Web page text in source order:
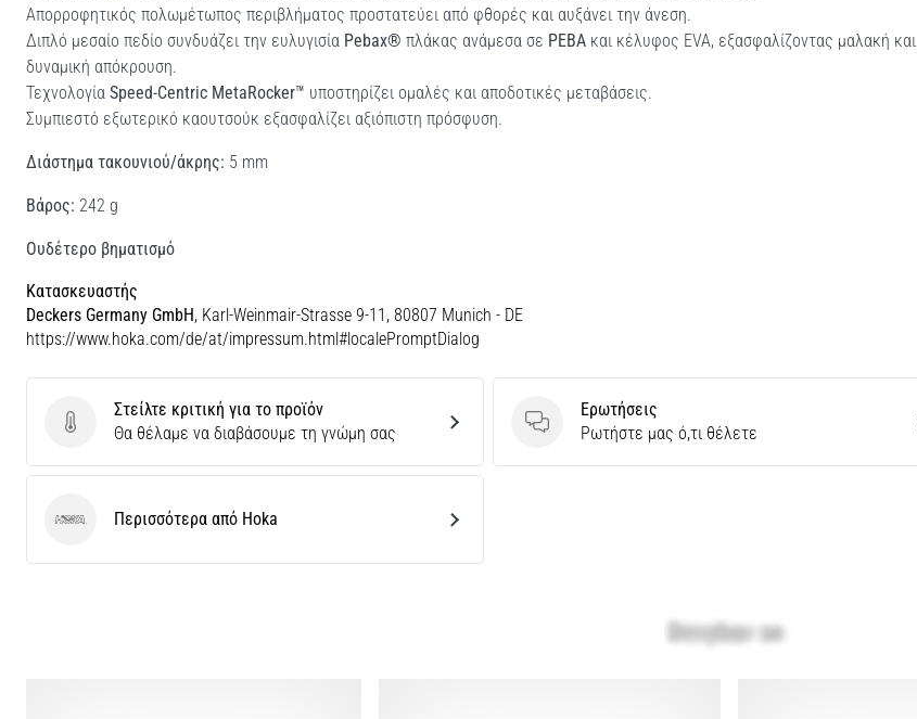
Απορροφητικός πολωμέτωπος περιβλήματος προστατεύει από φθορές και αυξάνει την άνεση.
Διπλό μεσαίο πεδίο συνδυάζει την ευλυγισία Pebax® πλάκας ανάμεσα σε PEBA και κέλυφος EVA, εξασφαλίζοντας μαλακή και
δυναμική απόκρουση.
Τεχνολογία Speed-Centric MetaRocker™ υποστηρίζει ομαλές και αποδοτικές μεταβάσεις.
Συμπιεστό εξωτερικό καουτσούκ εξασφαλίζει αξιόπιστη πρόσφυση.
Διάστημα τακουνιού/άκρης: 5 mm
Βάρος: 242 g
Ουδέτερο βηματισμό
Κατασκευαστής
Deckers Germany GmbH, Karl-Weinmair-Strasse 9-11, 80807 Munich - DE
https://www.hoka.com/de/at/impressum.html#localePromptDialog
Στείλτε κριτική για το προϊόν
Στείλτε κριτική για το προϊόν
Θα θέλαμε να διαβάσουμε τη γνώμη σας
Ερωτήσεις
Ερωτήσεις
Ρωτήστε μας ό,τι θέλετε
Hoka Περισσότερα από Hoka